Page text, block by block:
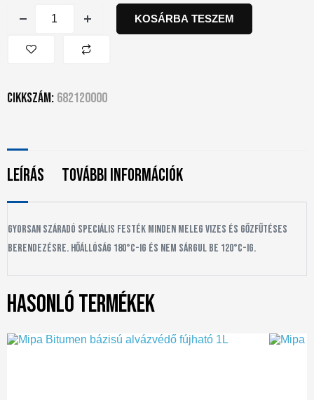
KOSÁRBA TESZEM
Cikkszám: 682120000
Leírás További információk
Gyorsan száradó speciális festék minden meleg vizes és gőzfűtéses
berendezésre. Hőállóság 180°C-ig és nem sárgul be 120°C-ig.
Hasonló termékek